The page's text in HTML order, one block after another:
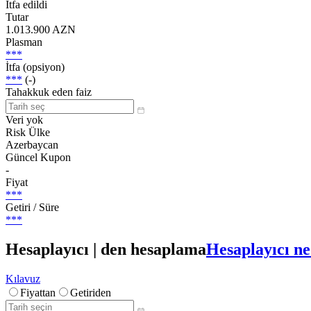
İtfa edildi
Tutar
1.013.900 AZN
Plasman
***
İtfa (opsiyon)
*** (-)
Tahakkuk eden faiz
Veri yok
Risk Ülke
Azerbaycan
Güncel Kupon
-
Fiyat
***
Getiri / Süre
***
Hesaplayıcı | den hesaplamaHesaplayıcı
Kılavuz
Fiyattan
Getiriden